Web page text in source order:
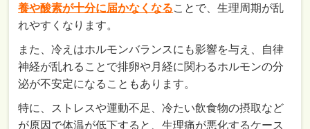
養や酸素が十分に届かなくなることで、生理周期が乱
れやすくなります。
また、冷えはホルモンバランスにも影響を与え、自律
神経が乱れることで排卵や月経に関わるホルモンの分
泌が不安定になることもあります。
特に、ストレスや運動不足、冷たい飲食物の摂取など
が原因で体温が低下すると、生理痛が悪化するケース